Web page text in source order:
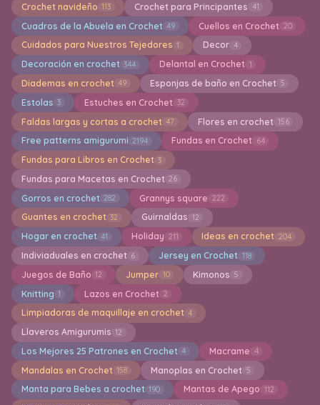
Crochet navideño 113 Crochet para Principantes 41
Cuadros de la Abuela en Crochet 49 Cuellos en Crochet 20
Cuidados para Nuestros Tejedores 1 Decor 4
Decoración en crochet 344 Delantal en Crochet 1
Diademas en crochet 49 Esponjas de baño en Crochet 5
Estolas 3 Estuches en Crochet 32
Faldas largas y cortas a crochet 47 Flores en crochet 156
Free patterns amigurumi 2194 Fundas en Crochet 64
Fundas para Libros en Crochet 3
Fundas para Macetas en Crochet 26
Gorros en crochet 282 Grannys square 222
Guantes en crochet 32 Guirnaldas 12
Hogar en crochet 41 Holiday 211 Ideas en crochet 204
Indiviaduales en crochet 6 Jersey en Crochet 118
Juegos de Baño 12 Jumper 10 Kimonos 5
Knitting 1 Lazos en Crochet 2
Limpiadoras de maquillaje en crochet 4
Llaveros Amigurumis 12
Los Mejores 25 Patrones en Crochet 4 Macrame 4
Mandalas en Crochet 158 Manoplas en Crochet 5
Manta para Bebes a crochet 190 Mantas de Apego 112